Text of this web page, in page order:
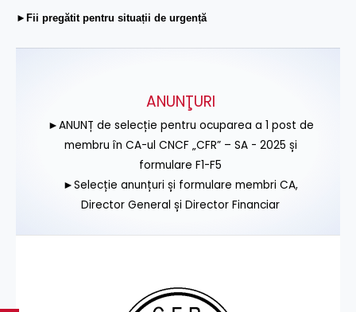
►Fii pregătit pentru situații de urgență
ANUNŢURI
►ANUNȚ de selecție pentru ocuparea a 1 post de
membru în CA-ul CNCF „CFR” – SA - 2025 și
formulare F1-F5
►Selecție anunțuri și formulare membri CA,
Director General și Director Financiar